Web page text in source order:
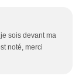
sois devant ma
noté, merci